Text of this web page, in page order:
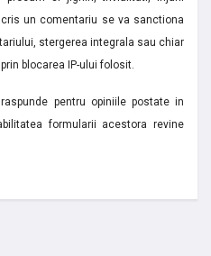
un comentariu se va sanctiona
stergerea integrala sau chiar
blocarea IP-ului folosit.
pentru opiniile postate in
formularii acestora revine